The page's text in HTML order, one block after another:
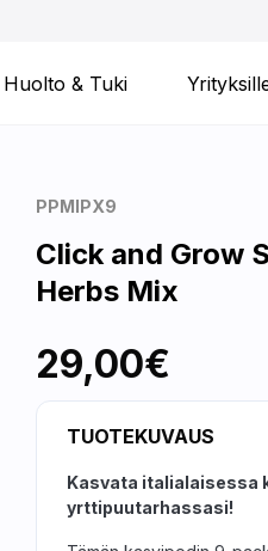
Huolto & Tuki
PPMIPX9
Click and Grow
Herbs Mix
29,00€
TUOTEKUVAUS
Kasvata italialaisessa
yrttipuutarhassasi!